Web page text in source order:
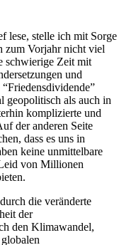
lese, stelle ich mit Sorge
zum Vorjahr nicht viel
schwierige Zeit mit
und
geopolitisch als auch in
komplizierte und
der anderen Seite
dass es uns in
keine unmittelbare
von Millionen
die veränderte
der
den Klimawandel,